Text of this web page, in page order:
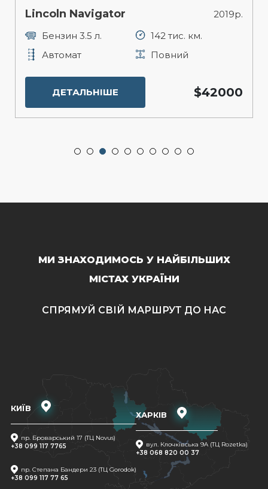
Lincoln Navigator
2019р.
Бензин 3.5 л.
142 тис. км.
Автомат
Повний
ДЕТАЛЬНІШЕ $42000
МИ ЗНАХОДИМОСЬ У НАЙБІЛЬШИХ
МІСТАХ УКРАЇНИ
СПРЯМУЙ СВІЙ МАРШРУТ ДО НАС
КИЇВ
пр. Броварський 17 (ТЦ Novus)
+38 099 117 7765
пр. Степана Бандери 23 (ТЦ Gorodok)
+38 099 117 77 65
ХАРКІВ
вул. Клочківська 9A (ТЦ Rozetka)
+38 068 820 00 37